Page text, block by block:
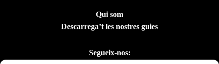
Qui som
Descarrega’t les nostres guies
Segueix-nos: